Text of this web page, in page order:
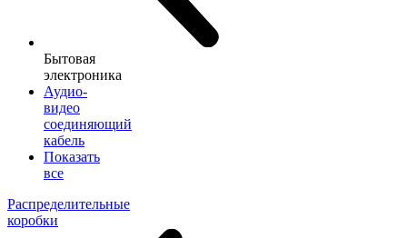
Бытовая
электроника
Аудио-
видео
соединяющий
кабель
Показать
все
Распределительные
коробки